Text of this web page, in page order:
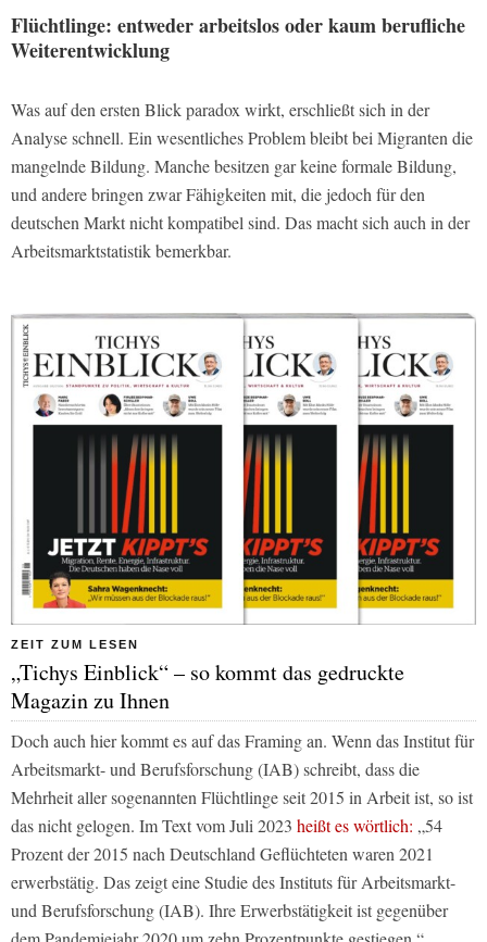
Flüchtlinge: entweder arbeitslos oder kaum berufliche
Weiterentwicklung
Was auf den ersten Blick paradox wirkt, erschließt sich in der
Analyse schnell. Ein wesentliches Problem bleibt bei Migranten die
mangelnde Bildung. Manche besitzen gar keine formale Bildung,
und andere bringen zwar Fähigkeiten mit, die jedoch für den
deutschen Markt nicht kompatibel sind. Das macht sich auch in der
Arbeitsmarktstatistik bemerkbar.
ZEIT ZUM LESEN
„Tichys Einblick“ – so kommt das gedruckte
Magazin zu Ihnen
Doch auch hier kommt es auf das Framing an. Wenn das Institut für
Arbeitsmarkt- und Berufsforschung (IAB) schreibt, dass die
Mehrheit aller sogenannten Flüchtlinge seit 2015 in Arbeit ist, so ist
das nicht gelogen. Im Text vom Juli 2023 heißt es wörtlich: „54
Prozent der 2015 nach Deutschland Geflüchteten waren 2021
erwerbstätig. Das zeigt eine Studie des Instituts für Arbeitsmarkt-
und Berufsforschung (IAB). Ihre Erwerbstätigkeit ist gegenüber